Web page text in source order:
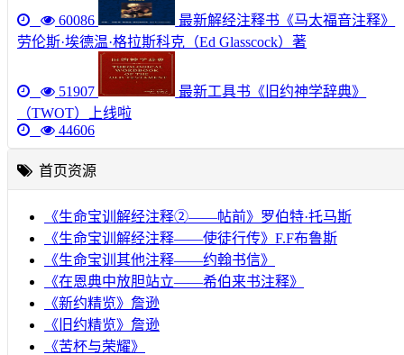
60086
最新解经注释书《马太福音注释》
劳伦斯·埃德温·格拉斯科克（Ed Glasscock）著
51907
最新工具书《旧约神学辞典》
（TWOT）上线啦
44606
首页资源
《生命宝训解经注释②——帖前》罗伯特·托马斯
《生命宝训解经注释——使徒行传》F.F布鲁斯
《生命宝训其他注释——约翰书信》
《在恩典中放胆站立——希伯来书注释》
《新约精览》詹逊
《旧约精览》詹逊
《苦杯与荣耀》